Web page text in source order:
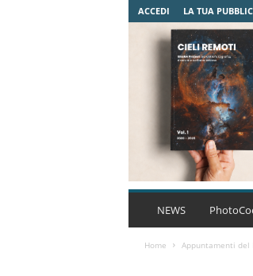
ACCEDI LA TUA
NEWS
Home Appuntamenti del